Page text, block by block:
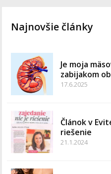
Najnovšie články
Je moja
zabijakom
17.6.2025
Článok v
riešenie
21.1.2024